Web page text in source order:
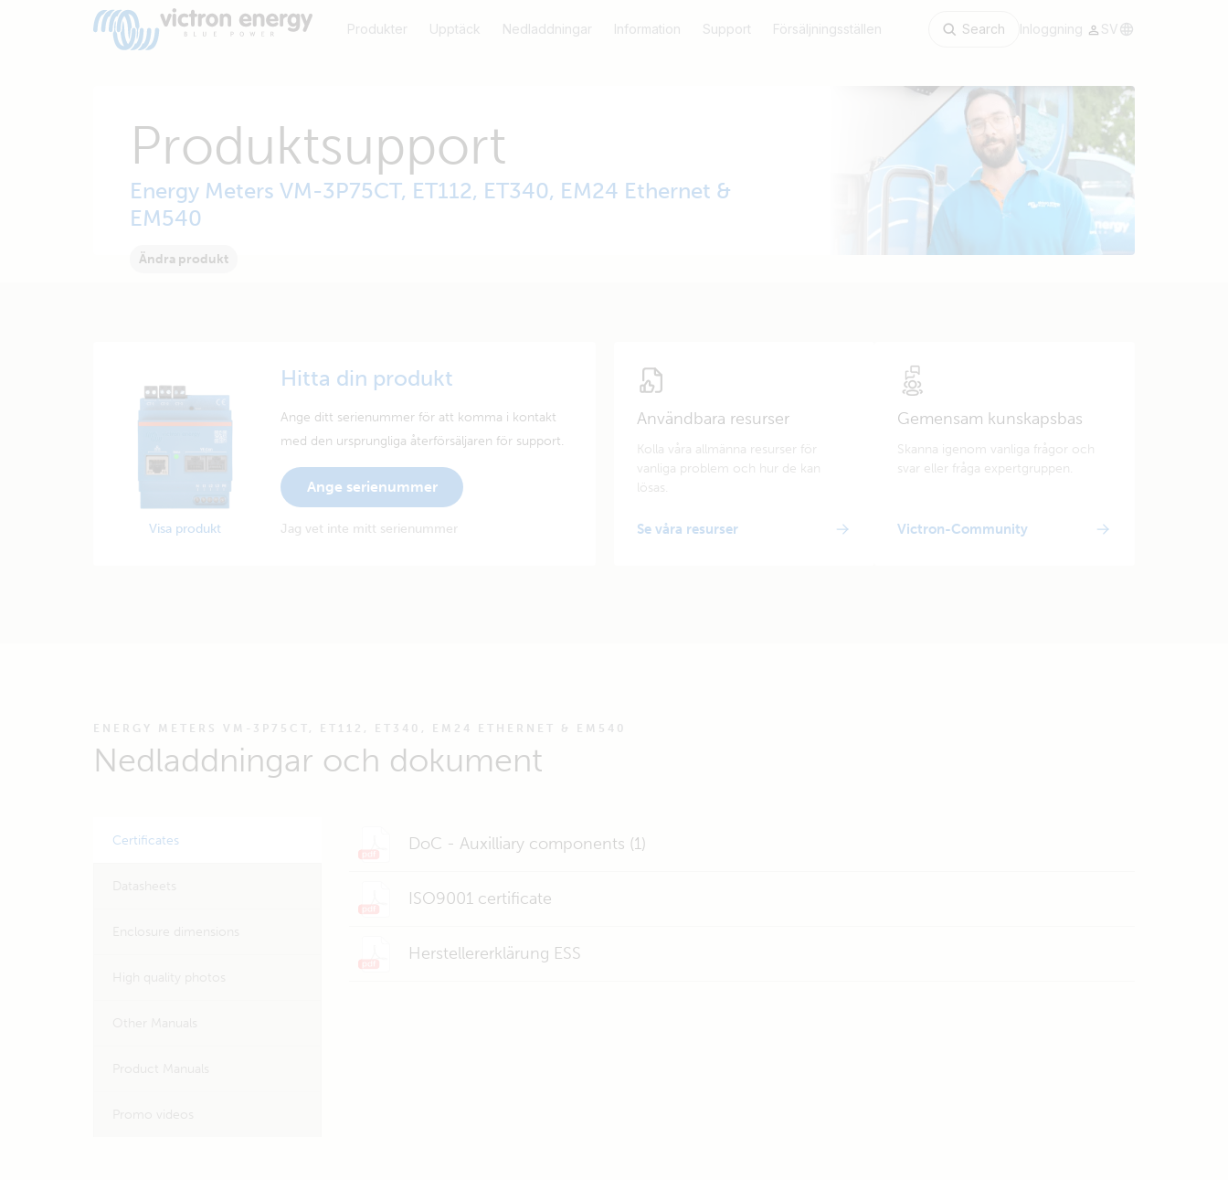
Produkter Upptäck Nedladdningar Information Support Försäljningsställen Search Inloggning SV
Produktsupport
Energy Meters VM-3P75CT, ET112, ET340, EM24 Ethernet &
EM540
Ändra produkt
Visa produkt
Hitta din produkt
Ange ditt serienummer för att komma i kontakt
med den ursprungliga återförsäljaren för support.
Ange serienummer
Jag vet inte mitt serienummer
Användbara resurser
Kolla våra allmänna resurser för
vanliga problem och hur de kan
lösas.
Se våra resurser
Gemensam kunskapsbas
Skanna igenom vanliga frågor och
svar eller fråga expertgruppen.
Victron-Community
ENERGY METERS VM-3P75CT, ET112, ET340, EM24 ETHERNET & EM540
Nedladdningar och dokument
Certificates DoC - Auxilliary components (1)
ISO9001 certificate
Herstellererklärung ESS